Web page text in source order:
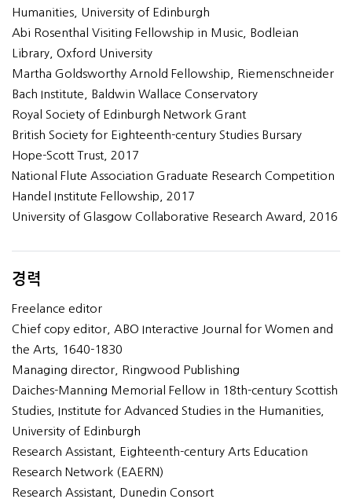
Humanities, University of Edinburgh
Abi Rosenthal Visiting Fellowship in Music, Bodleian
Library, Oxford University
Martha Goldsworthy Arnold Fellowship, Riemenschneider
Bach Institute, Baldwin Wallace Conservatory
Royal Society of Edinburgh Network Grant
British Society for Eighteenth-century Studies Bursary
Hope-Scott Trust, 2017
National Flute Association Graduate Research Competition
Handel Institute Fellowship, 2017
University of Glasgow Collaborative Research Award, 2016
경력
Freelance editor
Chief copy editor, ABO Interactive Journal for Women and
the Arts, 1640-1830
Managing director, Ringwood Publishing
Daiches-Manning Memorial Fellow in 18th-century Scottish
Studies, Institute for Advanced Studies in the Humanities,
University of Edinburgh
Research Assistant, Eighteenth-century Arts Education
Research Network (EAERN)
Research Assistant, Dunedin Consort